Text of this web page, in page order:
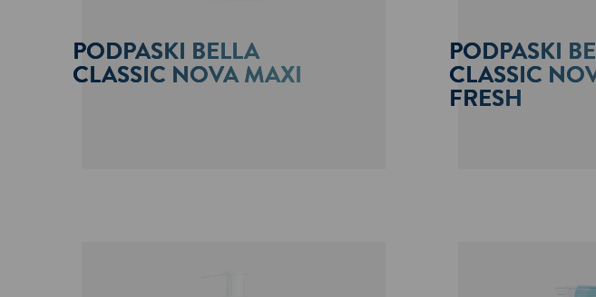
PODPASKI BELLA
CLASSIC NOVA MAXI
PODPASKI
CLASSIC
FRESH